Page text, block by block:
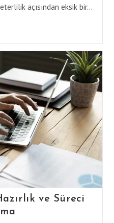
açısından eksik bir…
ve Süreci